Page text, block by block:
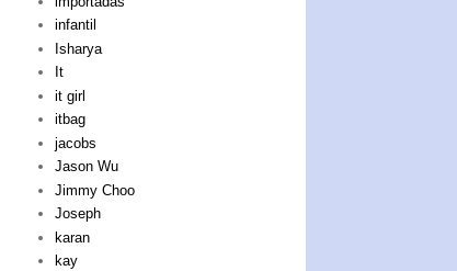
infantil
Isharya
It
it girl
itbag
jacobs
Jason Wu
Jimmy Choo
Joseph
karan
kay